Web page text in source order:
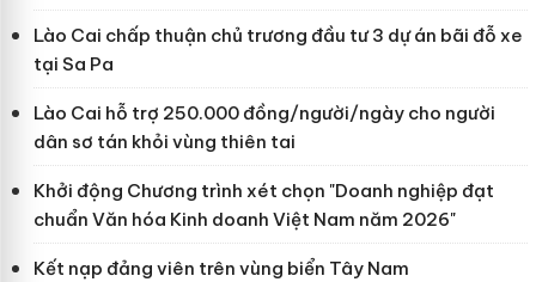
Lào Cai chấp thuận chủ trương đầu tư 3 dự án bãi đỗ xe
tại Sa Pa
Lào Cai hỗ trợ 250.000 đồng/người/ngày cho người
dân sơ tán khỏi vùng thiên tai
Khởi động Chương trình xét chọn "Doanh nghiệp đạt
chuẩn Văn hóa Kinh doanh Việt Nam năm 2026"
Kết nạp đảng viên trên vùng biển Tây Nam